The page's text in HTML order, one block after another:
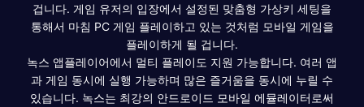
겁니다. 게임 유저의 입장에서 설정된 맞춤형 가상키 세팅을
통해서 마침 PC 게임 플레이하고 있는 것처럼 모바일 게임을
플레이하게 될 겁니다.
녹스 앱플레이어에서 멀티 플레이도 지원 가능합니다. 여러 앱
과 게임 동시에 실행 가능하며 많은 즐거움을 동시에 누릴 수
있습니다. 녹스는 최강의 안드로이드 모바일 에뮬레이터로써